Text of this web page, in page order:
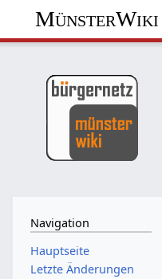
MünsterWiki
Navigation
Hauptseite
Letzte Änderungen